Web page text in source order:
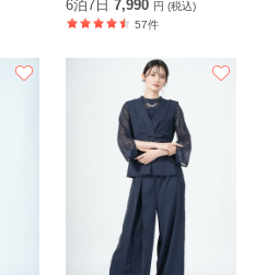
6泊7日 7,990 円 (税込)
57件